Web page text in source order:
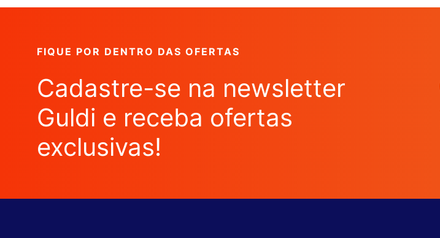
FIQUE POR DENTRO DAS OFERTAS
Cadastre-se na newsletter
Guldi e receba ofertas
exclusivas!